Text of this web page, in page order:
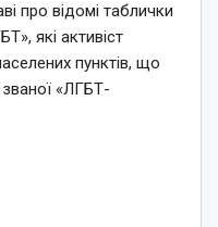
про відомі таблички
які активіст
пунктів, що
званої «ЛГБТ-